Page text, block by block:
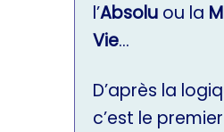
l’Absoluou la
Vie…
D’après la
c’est le